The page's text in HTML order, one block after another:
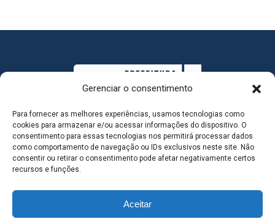
Gerenciar o consentimento
Para fornecer as melhores experiências, usamos tecnologias como
cookies para armazenar e/ou acessar informações do dispositivo. O
consentimento para essas tecnologias nos permitirá processar dados
como comportamento de navegação ou IDs exclusivos neste site. Não
consentir ou retirar o consentimento pode afetar negativamente certos
recursos e funções.
Aceitar
MAPA DO SITE